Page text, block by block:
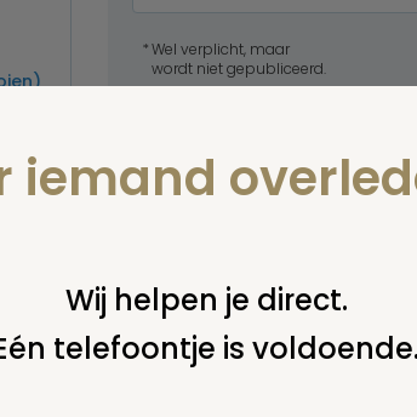
Wel verplicht, maar
wordt niet gepubliceerd.
iemand
Wij helpen je direct.
telefoontje is voldoende.